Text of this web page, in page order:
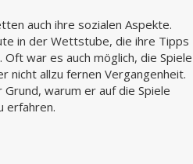
auch ihre sozialen Aspekte.
in der Wettstube, die ihre Tipps
war es auch möglich, die Spiele
nicht allzu fernen Vergangenheit.
warum er auf die Spiele
erfahren.